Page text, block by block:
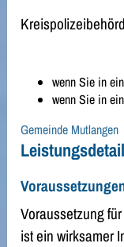
wenn Sie in
wenn Sie in
Gemeinde Mutlangen
Voraussetzung
ist ein wirksamer